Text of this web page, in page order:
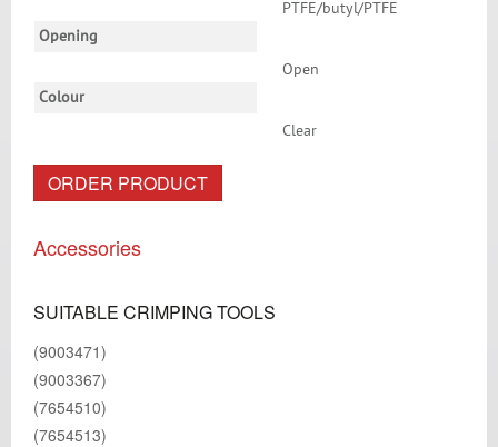
PTFE/butyl/PTFE
Opening
Open
Colour
Clear
ORDER PRODUCT
Accessories
SUITABLE CRIMPING TOOLS
(9003471)
(9003367)
(7654510)
(7654513)